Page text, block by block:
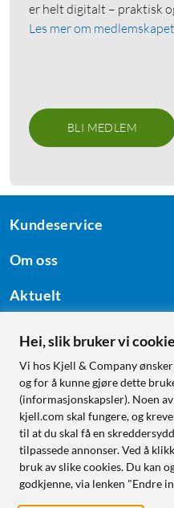
er helt digitalt – praktisk
Les mer om medlemskapet
BLI MEDLEM
Kundeservice
Om oss
Aktuelt
Følg oss
Handle fra:
Sverige
Norge
Hei, slik bruker vi
Vi hos Kjell & Company
og for å kunne gjøre dette
(informasjonskapsler). Noen
kjell.com skal fungere, og
til at du skal få en
tilpassede annonser. Ved å
bruk av slike cookies. Du kan
godkjenne, via lenken "Endre